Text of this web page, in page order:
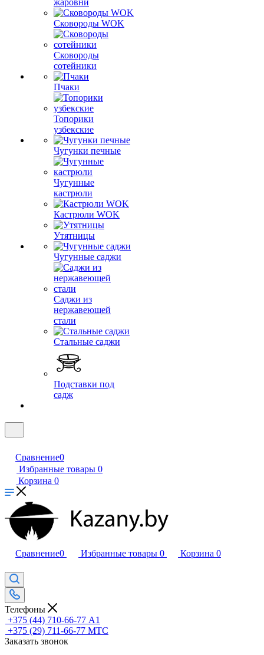
жаровни
Сковороды WOK
Сковороды
сотейники
Пчаки
Топорики
узбекские
Чугунки печные
Чугунные
кастрюли
Кастрюли WOK
Утятницы
Чугунные саджи
Саджи из
нержавеющей
стали
Стальные саджи
Подставки под
садж
Сравнение0
Избранные товары 0
Корзина 0
Сравнение0 Избранные товары 0 Корзина 0
Телефоны
+375 (44) 710-66-77 А1
+375 (29) 711-66-77 МТС
Заказать звонок